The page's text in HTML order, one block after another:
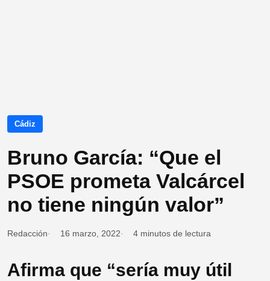
Cádiz
Bruno García: “Que el
PSOE prometa Valcárcel
no tiene ningún valor”
Redacción 16 marzo, 2022 4 minutos de lectura
Afirma que “sería muy útil